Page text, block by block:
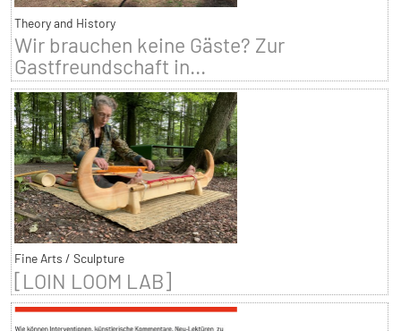
Theory and History
Wir brauchen keine Gäste? Zur
Gastfreundschaft in...
Fine Arts / Sculpture
[LOIN LOOM LAB]